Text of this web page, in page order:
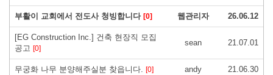
부활이 교회에서 전도사 청빙합니다 [0] 웹관리자 26.06.12
[EG Construction Inc.] 건축 현장직 모집
공고 [0]
sean 21.07.01
무궁화 나무 분양해주실분 찾읍니다. [0] andy 21.06.30